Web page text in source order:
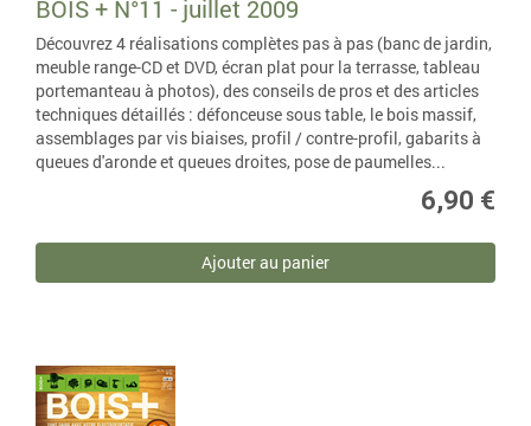
BOIS + N°11 - juillet 2009
Découvrez 4 réalisations complètes pas à pas (banc de jardin,
meuble range-CD et DVD, écran plat pour la terrasse, tableau
portemanteau à photos), des conseils de pros et des articles
techniques détaillés : défonceuse sous table, le bois massif,
assemblages par vis biaises, profil / contre-profil, gabarits à
queues d'aronde et queues droites, pose de paumelles...
6,90 €
Ajouter au panier